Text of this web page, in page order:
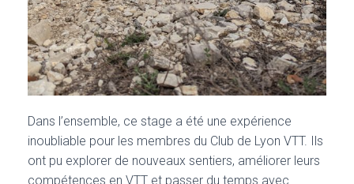
Dans l’ensemble, ce stage a été une expérience
inoubliable pour les membres du Club de Lyon VTT. Ils
ont pu explorer de nouveaux sentiers, améliorer leurs
compétences en VTT et passer du temps avec